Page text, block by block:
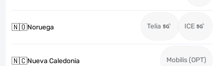
🇳🇴Noruega Telia ICE
🇳🇨Nueva Caledonia Mobilis (OPT)